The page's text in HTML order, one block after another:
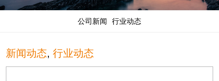
公司新闻 行业动态
新闻动态 行业动态